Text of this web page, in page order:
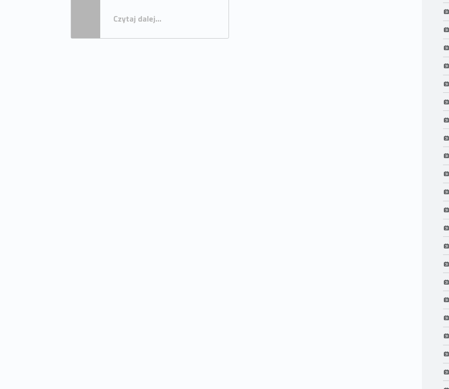
Czytaj dalej“Informator teleadresowy instytucji zajmujących się przeciwdziałaniem przemocy domowej na terenie powiatu tarnowskiego.”
…